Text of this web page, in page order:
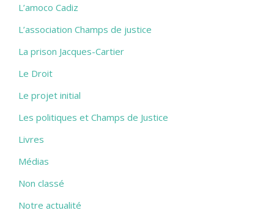
L’amoco Cadiz
L’association Champs de justice
La prison Jacques-Cartier
Le Droit
Le projet initial
Les politiques et Champs de Justice
Livres
Médias
Non classé
Notre actualité